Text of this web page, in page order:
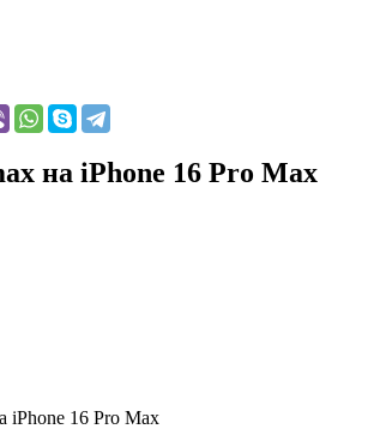
на iPhone 16 Pro Max
iPhone 16 Pro Max